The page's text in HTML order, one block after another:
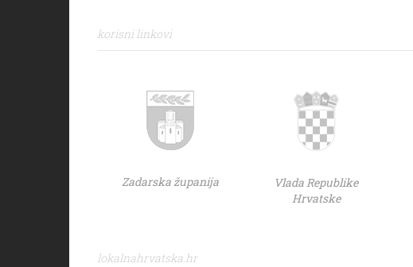
korisni linkovi
Zadarska županija
Vlada Republike
Hrvatske
lokalnahrvatska.hr